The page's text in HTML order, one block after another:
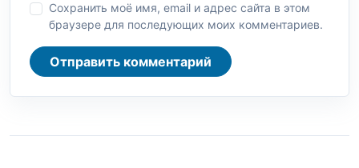
Сохранить моё имя, email и адрес сайта в этом
браузере для последующих моих комментариев.
Отправить комментарий